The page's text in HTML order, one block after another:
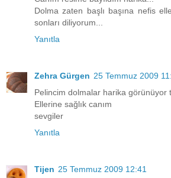
Dolma zaten başlı başına nefis
sonları diliyorum...
Yanıtla
Zehra Gürgen 25 Temmuz 2009
Pelincim dolmalar harika görünüyor
Ellerine sağlık canım
sevgiler
Yanıtla
Tijen 25 Temmuz 2009 12:41